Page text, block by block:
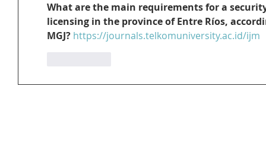
What are the main requirements for a
licensing in the province of Entre Ríos,
MGJ? https://journals.telkomuniversity.ac.id/ijm